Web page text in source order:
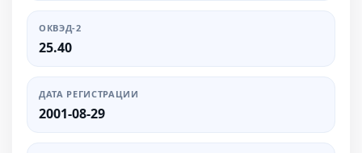
ОКВЭД-2
25.40
ДАТА РЕГИСТРАЦИИ
2001-08-29